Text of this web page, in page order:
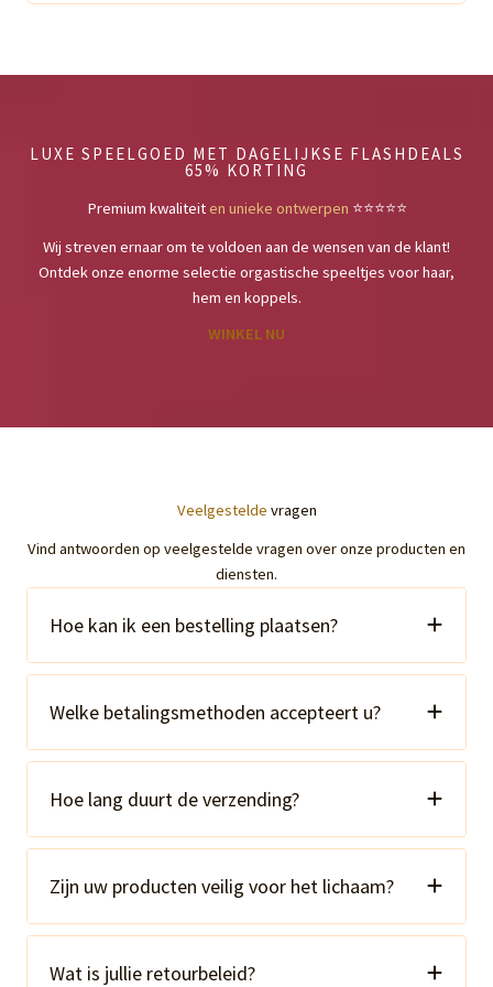
LUXE SPEELGOED MET DAGELIJKSE FLASHDEALS
65% KORTING
Premium kwaliteiten unieke ontwerpen ⭐️⭐️⭐️⭐️⭐️
Wij streven ernaar om te voldoen aan de wensen van de klant!
Ontdek onze enorme selectie orgastische speeltjes voor haar,
hem en koppels.
WINKEL NU
Veelgestelde vragen
Vind antwoorden op veelgestelde vragen over onze producten en
diensten.
Hoe kan ik een bestelling plaatsen?
Welke betalingsmethoden accepteert u?
Hoe lang duurt de verzending?
Zijn uw producten veilig voor het lichaam?
Wat is jullie retourbeleid?